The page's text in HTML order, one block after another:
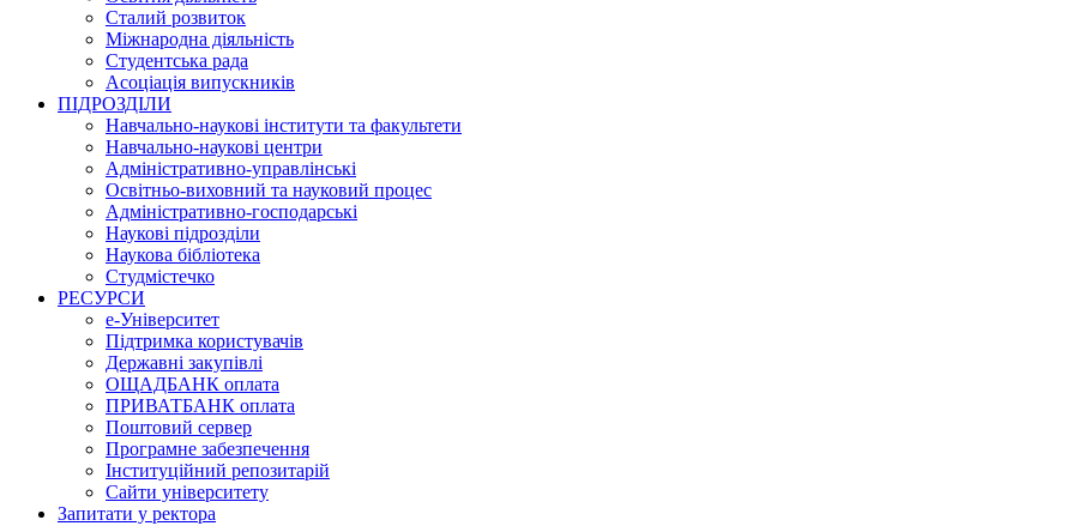
Сталий розвиток
Міжнародна діяльність
Студентська рада
Асоціація випускників
ПІДРОЗДІЛИ
Навчально-наукові інститути та факультети
Навчально-наукові центри
Адміністративно-управлінські
Освітньо-виховний та науковий процес
Адміністративно-господарські
Наукові підрозділи
Наукова бібліотека
Студмістечко
РЕСУРСИ
е-Університет
Підтримка користувачів
Державні закупівлі
ОЩАДБАНК оплата
ПРИВАТБАНК оплата
Поштовий сервер
Програмне забезпечення
Інституційний репозитарій
Сайти університету
Запитати у ректора